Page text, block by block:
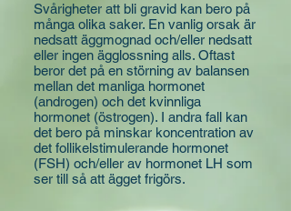
Svårigheter att bli gravid kan bero på
många olika saker. En vanlig orsak är
nedsatt äggmognad och/eller nedsatt
eller ingen ägglossning alls. Oftast
beror det på en störning av balansen
mellan det manliga hormonet
(androgen) och det kvinnliga
hormonet (östrogen). I andra fall kan
det bero på minskar koncentration av
det follikelstimulerande hormonet
(FSH) och/eller av hormonet LH som
ser till så att ägget frigörs.